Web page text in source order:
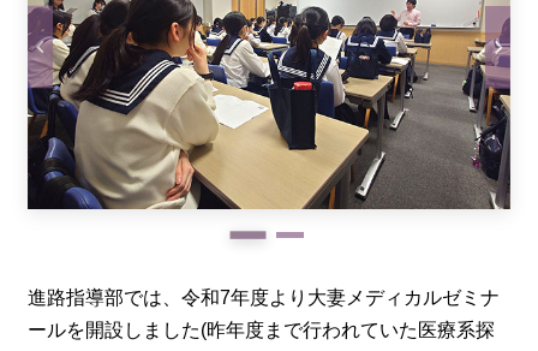
進路指導部では、令和7年度より大妻メディカルゼミナ
ールを開設しました(昨年度まで行われていた医療系探